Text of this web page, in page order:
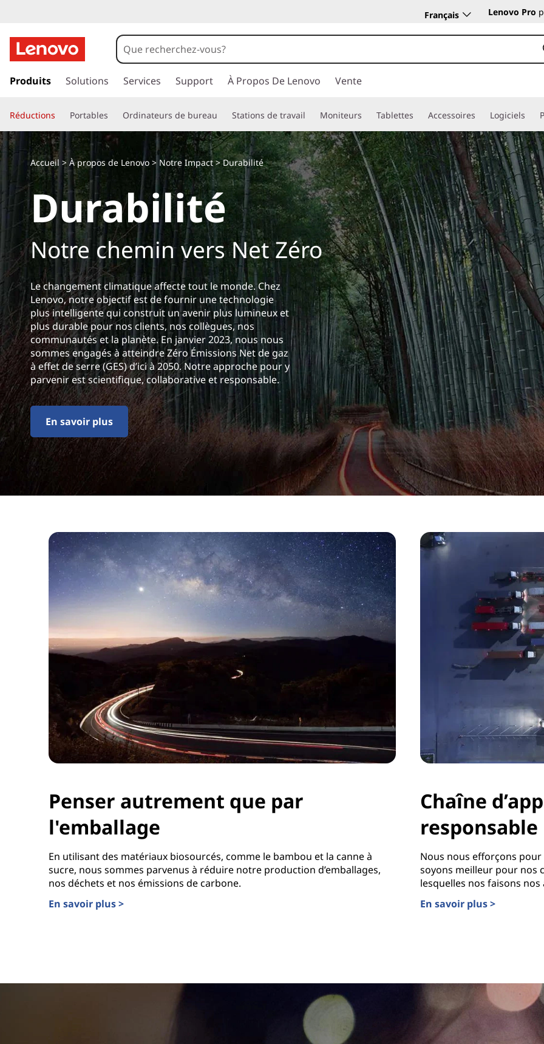
Français Lenovo Pro
a
e
r
a
o
e
p
r
i
n
c
i
p
a
l
Produits Solutions Services Support À Propos De Lenovo Vente
Réductions Portables Ordinateurs de bureau Stations de travail Moniteurs Tablettes Accessoires Logiciels
Accueil >À propos de Lenovo > Notre Impact> Durabilité
Durabilité
Notre chemin vers Net Zéro
Le changement climatique affecte tout le monde. Chez
Lenovo, notre objectif est de fournir une technologie
plus intelligente qui construit un avenir plus lumineux et
plus durable pour nos clients, nos collègues, nos
communautés et la planète. En janvier 2023, nous nous
sommes engagés à atteindre Zéro Émissions Net de gaz
à effet de serre (GES) d’ici à 2050. Notre approche pour y
parvenir est scientifique, collaborative et responsable.
En savoir plus
Penser autrement que par
l'emballage
En utilisant des matériaux biosourcés, comme le bambou et la canne à
sucre, nous sommes parvenus à réduire notre production d’emballages,
nos déchets et nos émissions de carbone.
En savoir plus >
Chaîne
responsable
Nous nous efforçons
soyons meilleur pour nos
lesquelles nos faisons
En savoir plus >